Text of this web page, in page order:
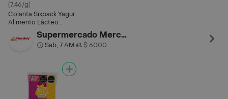
(7.46/g)
Colanta Sixpack Yagur
Alimento Lácteo
Supermercado Mercaboy
Sab, 7 AM• $ 6000